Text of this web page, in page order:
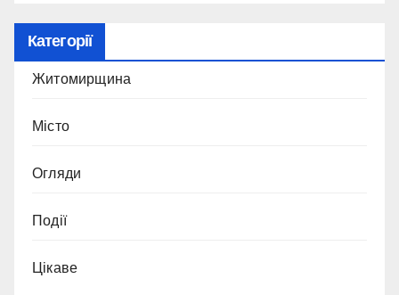
Категорії
Житомирщина
Місто
Огляди
Події
Цікаве